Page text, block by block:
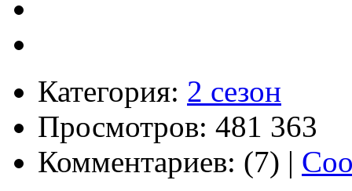
Категория: 2 сезон
Просмотров: 481 363
Комментариев: (7) |